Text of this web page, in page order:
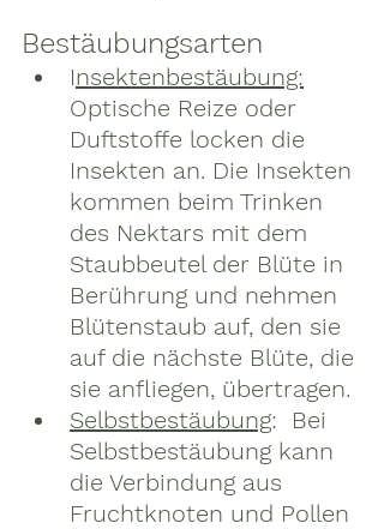
Bestäubungsarten
Insektenbestäubung:
Optische Reize oder
Duftstoffe locken die
Insekten an. Die Insekten
kommen beim Trinken
des Nektars mit dem
Staubbeutel der Blüte in
Berührung und nehmen
Blütenstaub auf, den sie
auf die nächste Blüte, die
sie anfliegen, übertragen.
Selbstbestäubung:  Bei
Selbstbestäubung kann
die Verbindung aus
Fruchtknoten und Pollen